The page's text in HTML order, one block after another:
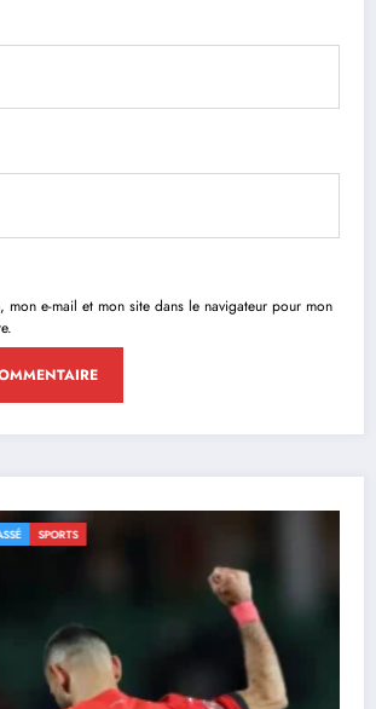
mon e-mail et mon site dans le navigateur pour mon
NON CLASSÉ